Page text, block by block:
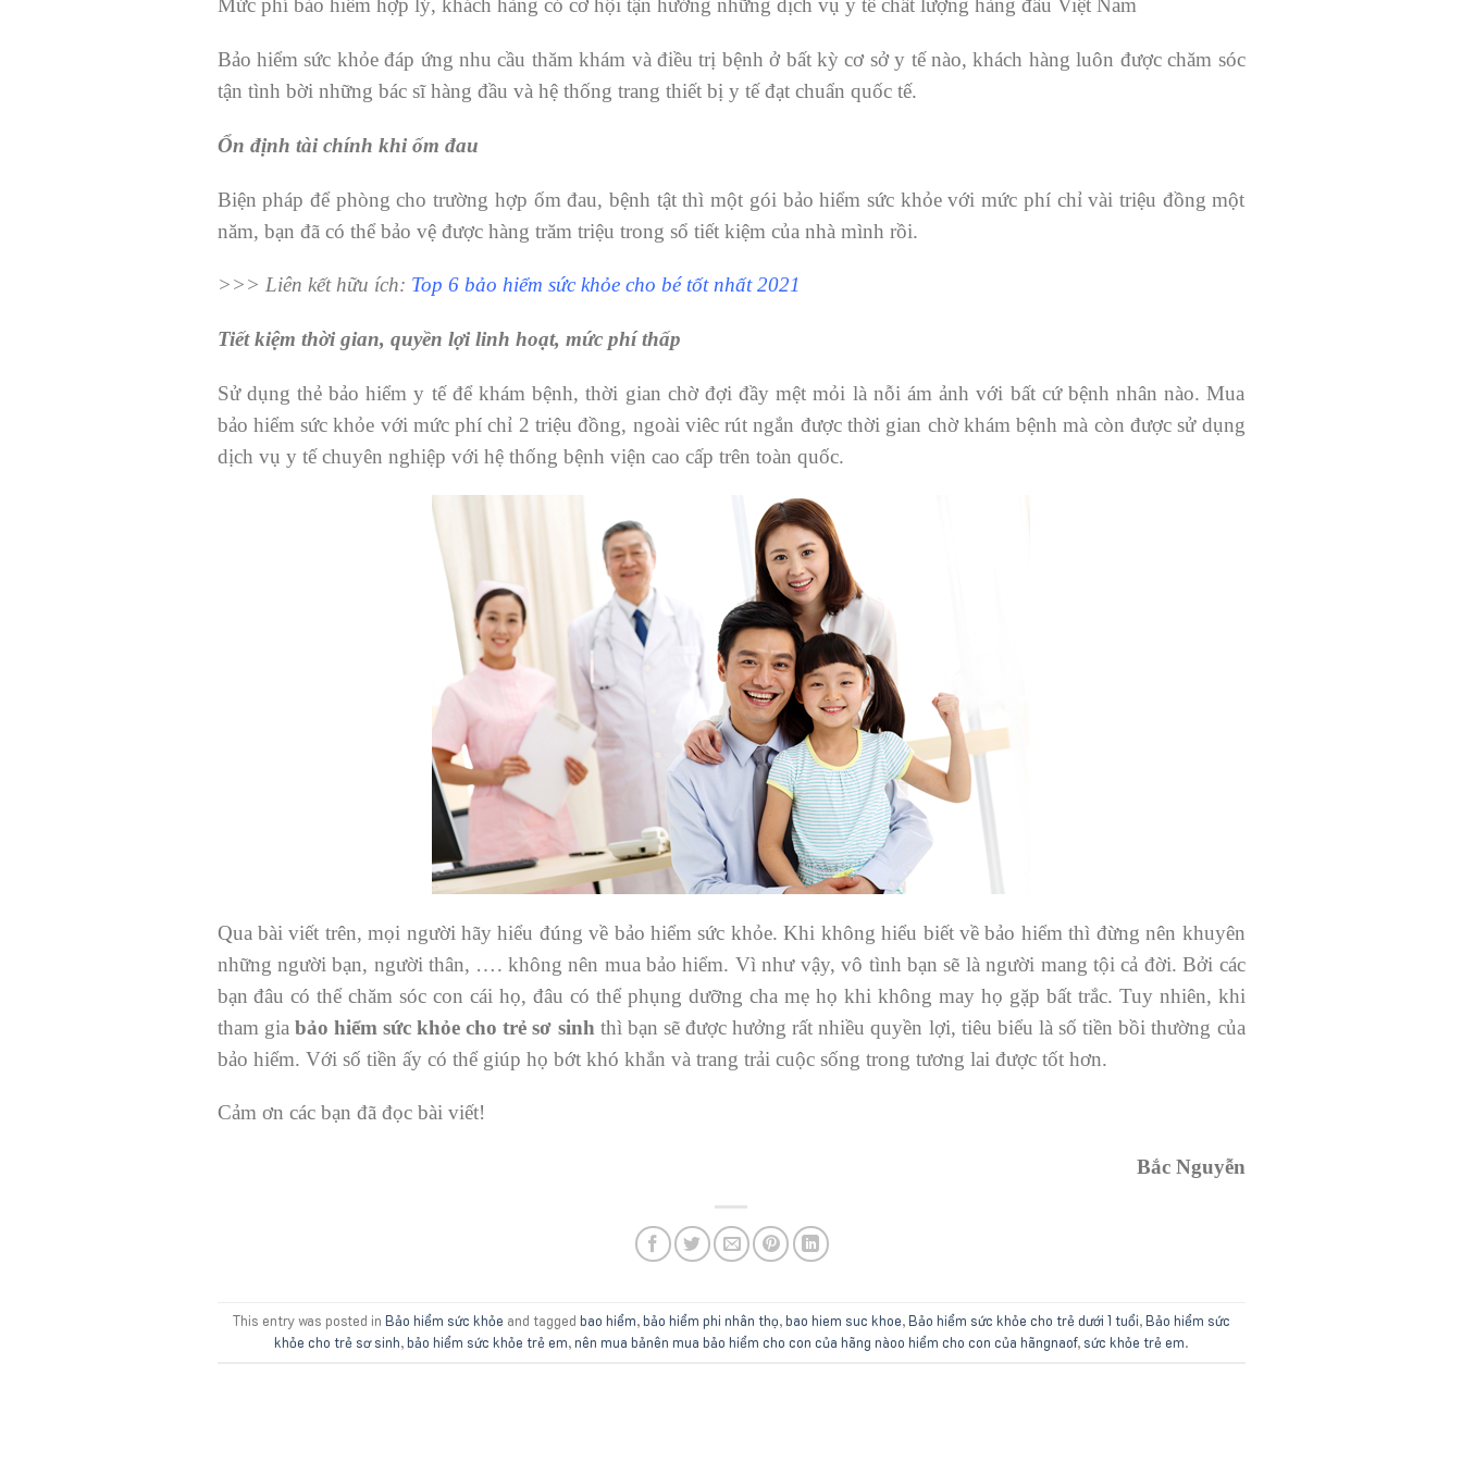
Mức phí bảo hiểm hợp lý, khách hàng có cơ hội tận hưởng những dịch vụ y tế chất lượng hàng đầu Việt Nam
Bảo hiểm sức khỏe đáp ứng nhu cầu thăm khám và điều trị bệnh ở bất kỳ cơ sở y tế nào, khách hàng luôn được chăm sóc
tận tình bời những bác sĩ hàng đầu và hệ thống trang thiết bị y tế đạt chuẩn quốc tế.
Ổn định tài chính khi ốm đau
Biện pháp để phòng cho trường hợp ốm đau, bệnh tật thì một gói bảo hiểm sức khỏe với mức phí chỉ vài triệu đồng một
năm, bạn đã có thể bảo vệ được hàng trăm triệu trong sổ tiết kiệm của nhà mình rồi.
>>> Liên kết hữu ích: Top 6 bảo hiểm sức khỏe cho bé tốt nhất 2021
Tiết kiệm thời gian, quyền lợi linh hoạt, mức phí thấp
Sử dụng thẻ bảo hiểm y tế để khám bệnh, thời gian chờ đợi đầy mệt mỏi là nỗi ám ảnh với bất cứ bệnh nhân nào. Mua
bảo hiểm sức khỏe với mức phí chỉ 2 triệu đồng, ngoài viêc rút ngắn được thời gian chờ khám bệnh mà còn được sử dụng
dịch vụ y tế chuyên nghiệp với hệ thống bệnh viện cao cấp trên toàn quốc.
Qua bài viết trên, mọi người hãy hiểu đúng về bảo hiểm sức khỏe. Khi không hiểu biết về bảo hiểm thì đừng nên khuyên
những người bạn, người thân, …. không nên mua bảo hiểm. Vì như vậy, vô tình bạn sẽ là người mang tội cả đời. Bởi các
bạn đâu có thể chăm sóc con cái họ, đâu có thể phụng dưỡng cha mẹ họ khi không may họ gặp bất trắc. Tuy nhiên, khi
tham gia bảo hiểm sức khỏe cho trẻ sơ sinh thì bạn sẽ được hưởng rất nhiều quyền lợi, tiêu biểu là số tiền bồi thường của
bảo hiểm. Với số tiền ấy có thể giúp họ bớt khó khắn và trang trải cuộc sống trong tương lai được tốt hơn.
Cảm ơn các bạn đã đọc bài viết!
Bắc Nguyễn
This entry was posted in Bảo hiểm sức khỏe and tagged bao hiểm,bảo hiểm phi nhân thọ,bao hiem suc khoe,Bảo hiểm sức khỏe cho trẻ dưới 1 tuổi,Bảo hiểm sức
khỏe cho trẻ sơ sinh,bảo hiểm sức khỏe trẻ em,nên mua bảnên mua bảo hiểm cho con của hãng nàoo hiểm cho con của hãngnaof, sức khỏe trẻ em.